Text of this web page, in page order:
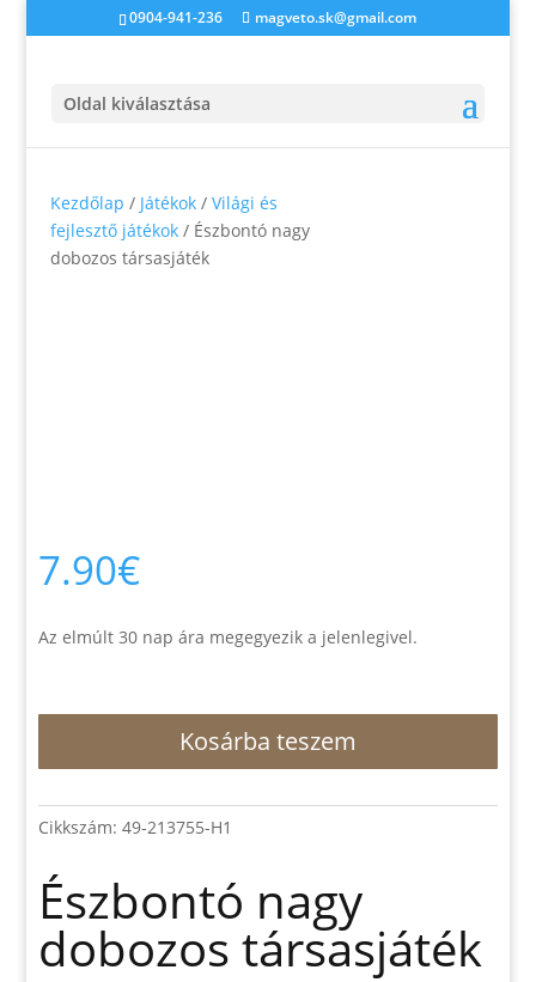
0904-941-236 magveto.sk@gmail.com
Oldal kiválasztása
Kezdőlap / Játékok /Világi és
fejlesztő játékok / Észbontó nagy
dobozos társasjáték
7.90€
Az elmúlt 30 nap ára megegyezik a jelenlegivel.
Észbontó
dobozos
mennyiség
Kosárba teszem
Cikkszám:49-213755-H1
Észbontó nagy
dobozos társasjáték